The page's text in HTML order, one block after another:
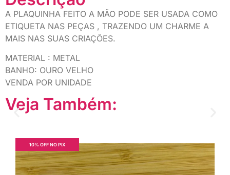
A PLAQUINHA FEITO A MÃO PODE SER USADA COMO
ETIQUETA NAS PEÇAS , TRAZENDO UM CHARME A
MAIS NAS SUAS CRIAÇÕES.
MATERIAL : METAL
BANHO: OURO VELHO
VENDA POR UNIDADE
Veja Também:
10% OFF NO PIX